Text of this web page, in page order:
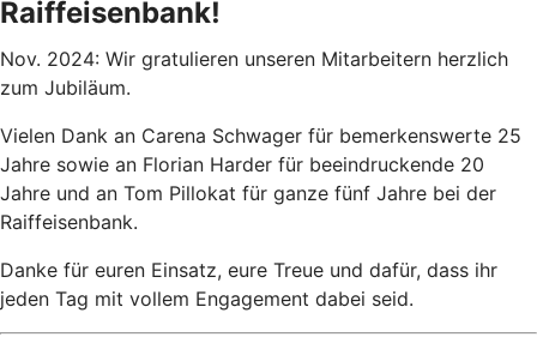
Raiffeisenbank!
Nov. 2024: Wir gratulieren unseren Mitarbeitern herzlich
zum Jubiläum.
Vielen Dank an Carena Schwager für bemerkenswerte 25
Jahre sowie an Florian Harder für beeindruckende 20
Jahre und an Tom Pillokat für ganze fünf Jahre bei der
Raiffeisenbank.
Danke für euren Einsatz, eure Treue und dafür, dass ihr
jeden Tag mit vollem Engagement dabei seid.